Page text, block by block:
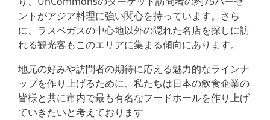
ントがアジア料理に強い関心を持っています。さら
に、ラスベガスの中心地以外の隠れた名店を探しに訪
れる観光客もこのエリアに集まる傾向にあります。
地元の好みや訪問者の期待に応える魅力的なラインナ
ップを作り上げるために、私たちは日本の飲食企業の
皆様と共に市内で最も有名なフードホールを作り上げ
ていきたいと考えております